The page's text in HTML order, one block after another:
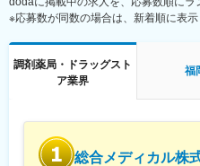
・日勤…8：30～17：00
・祝日（1～3名）…8：30～
※応募数が同数の場合は、新着順に表示
調剤薬局・ドラッグスト
ア業界
福
総合メディカル株